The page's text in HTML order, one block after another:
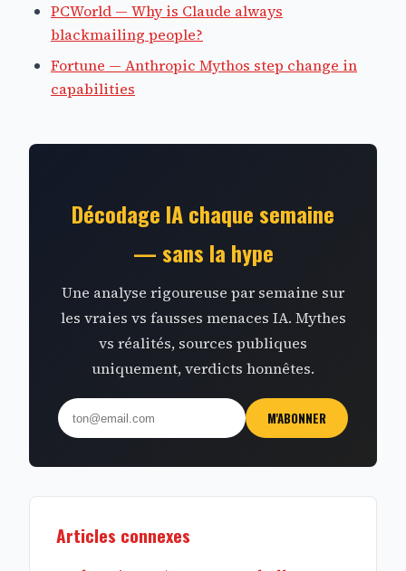
PCWorld — Why is Claude always
blackmailing people?
Fortune — Anthropic Mythos step change in
capabilities
Décodage IA chaque semaine
— sans la hype
Une analyse rigoureuse par semaine sur
les vraies vs fausses menaces IA. Mythes
vs réalités, sources publiques
uniquement, verdicts honnêtes.
M'ABONNER
Articles connexes